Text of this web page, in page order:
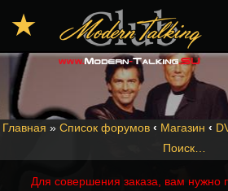
Главная » Список форумов ‹ Магазин ‹
Поиск…
Для совершения заказа, вам нужно
★